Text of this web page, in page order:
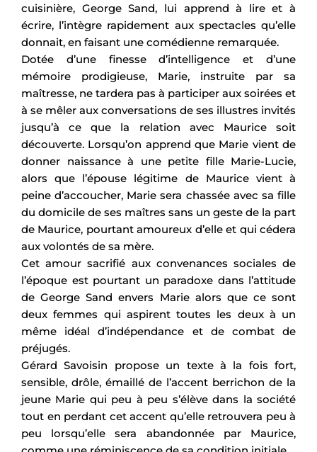
cuisinière, George Sand, lui apprend à lire et à
écrire, l’intègre rapidement aux spectacles qu’elle
donnait, en faisant une comédienne remarquée.
Dotée d’une finesse d’intelligence et d’une
mémoire prodigieuse, Marie, instruite par sa
maîtresse, ne tardera pas à participer aux soirées et
à se mêler aux conversations de ses illustres invités
jusqu’à ce que la relation avec Maurice soit
découverte. Lorsqu’on apprend que Marie vient de
donner naissance à une petite fille Marie-Lucie,
alors que l’épouse légitime de Maurice vient à
peine d’accoucher, Marie sera chassée avec sa fille
du domicile de ses maîtres sans un geste de la part
de Maurice, pourtant amoureux d’elle et qui cédera
aux volontés de sa mère.
Cet amour sacrifié aux convenances sociales de
l’époque est pourtant un paradoxe dans l’attitude
de George Sand envers Marie alors que ce sont
deux femmes qui aspirent toutes les deux à un
même idéal d’indépendance et de combat de
préjugés.
Gérard Savoisin propose un texte à la fois fort,
sensible, drôle, émaillé de l’accent berrichon de la
jeune Marie qui peu à peu s’élève dans la société
tout en perdant cet accent qu’elle retrouvera peu à
peu lorsqu’elle sera abandonnée par Maurice,